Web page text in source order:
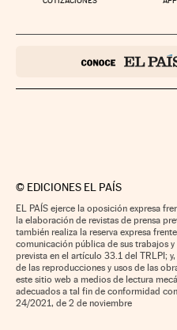
© EDICIONES EL PAÍS
EL PAÍS ejerce la oposición expresa
la elaboración de revistas de prensa
también realiza la reserva expresa
comunicación pública de sus trabajos
prevista en el artículo 33.1 del TRLPI;
de las reproducciones y usos de las
este sitio web a medios de lectura
adecuados a tal fin de conformidad
24/2021, de 2 de noviembre